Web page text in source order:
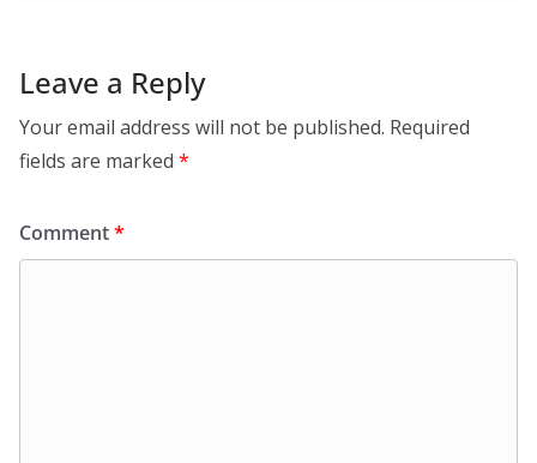
Leave a Reply
Your email address will not be published. Required
fields are marked *
Comment*